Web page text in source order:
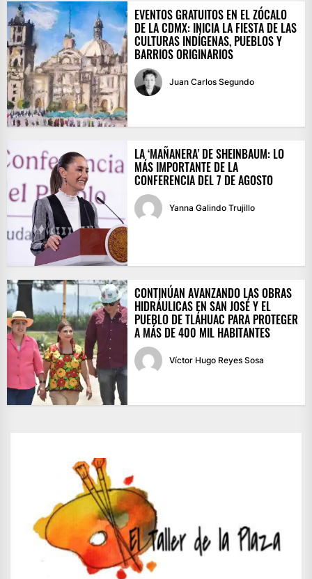
EVENTOS GRATUITOS EN EL ZÓCALO
DE LA CDMX: INICIA LA FIESTA DE LAS
CULTURAS INDÍGENAS, PUEBLOS Y
BARRIOS ORIGINARIOS
Juan Carlos Segundo
LA ‘MAÑANERA’ DE SHEINBAUM: LO
MÁS IMPORTANTE DE LA
CONFERENCIA DEL 7 DE AGOSTO
Yanna Galindo Trujillo
CONTINÚAN AVANZANDO LAS OBRAS
HIDRÁULICAS EN SAN JOSÉ Y EL
PUEBLO DE TLÁHUAC PARA PROTEGER
A MÁS DE 400 MIL HABITANTES
Víctor Hugo Reyes Sosa